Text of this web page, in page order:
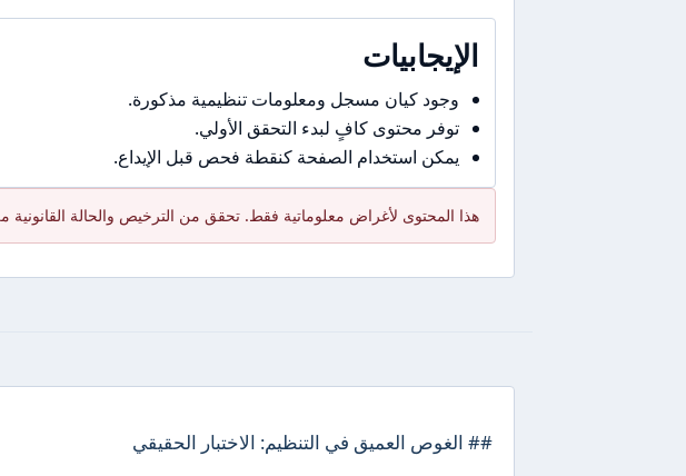
الإيجابيات
وجود كيان مسجل ومعلومات تنظيمية مذكورة.
توفر محتوى كافٍ لبدء التحقق الأولي.
يمكن استخدام الصفحة كنقطة فحص قبل الإيداع.
هذا المحتوى لأغراض معلوماتية فقط. تحقق من الترخيص والحالة القانونية
## الغوص العميق في التنظيم: الاختبار الحقيقي